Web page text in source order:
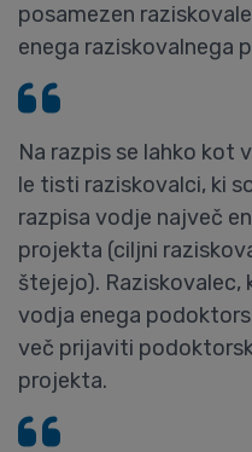
posamezen
enega raziskovalnega
Na razpis se lahko kot
le tisti raziskovalci, ki
razpisa vodje največ
projekta (ciljni
štejejo). Raziskovalec,
vodja enega
več prijaviti
projekta.